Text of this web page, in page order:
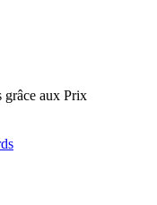
grâce aux Prix